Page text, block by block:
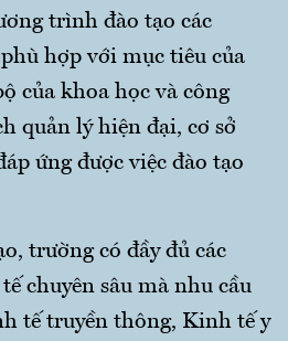
trình đào tạo các
hợp với mục tiêu của
của khoa học và công
quản lý hiện đại, cơ sở
ứng được việc đào tạo
trường có đầy đủ các
chuyên sâu mà nhu cầu
tế truyền thông, Kinh tế y